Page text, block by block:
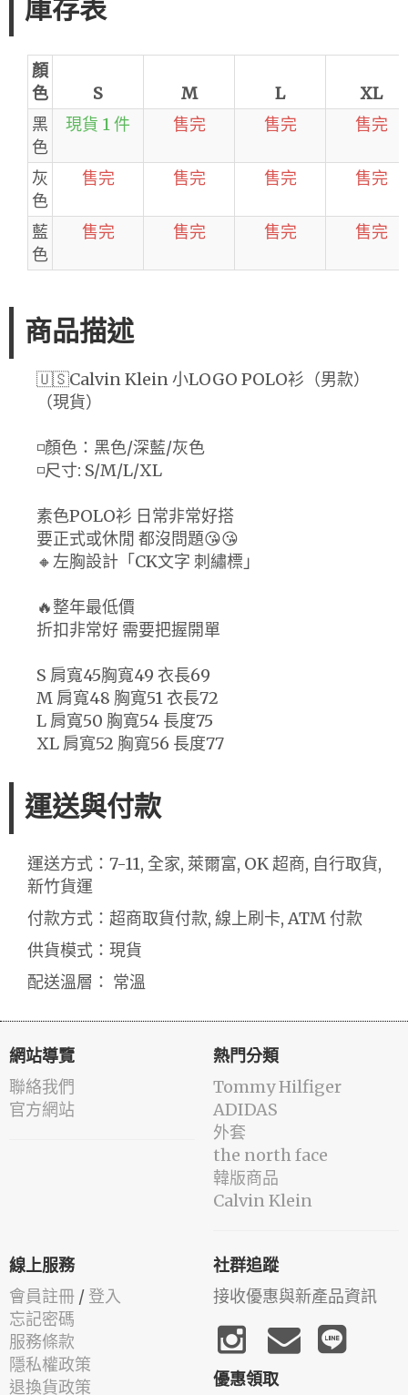
庫存表
顏
色
S M L
XL
黑
色
現貨 1 件 售完 售完 售完
灰
色
售完 售完 售完 售完
藍
色
售完 售完 售完 售完
商品描述
🇺🇸Calvin Klein 小LOGO POLO衫（男款）
（現貨）
◽️顏色：黑色/深藍/灰色
◽️尺寸: S/M/L/XL
素色POLO衫 日常非常好搭
要正式或休閒 都沒問題😘😘
🔸左胸設計「CK文字 刺繡標」
🔥整年最低價
折扣非常好 需要把握開單
S 肩寬45胸寬49 衣長69
M 肩寬48 胸寬51 衣長72
L 肩寬50 胸寬54 長度75
XL 肩寬52 胸寬56 長度77
運送與付款
運送方式：7-11, 全家, 萊爾富, OK 超商, 自行取貨,
新竹貨運
付款方式：超商取貨付款, 線上刷卡, ATM 付款
供貨模式：現貨
配送溫層： 常溫
網站導覽
聯絡我們
官方網站
熱門分類
Tommy Hilfiger
ADIDAS
外套
the north face
韓版商品
Calvin Klein
線上服務
會員註冊 / 登入
忘記密碼
服務條款
隱私權政策
退換貨政策
社群追蹤
接收優惠與新產品資訊
優惠領取